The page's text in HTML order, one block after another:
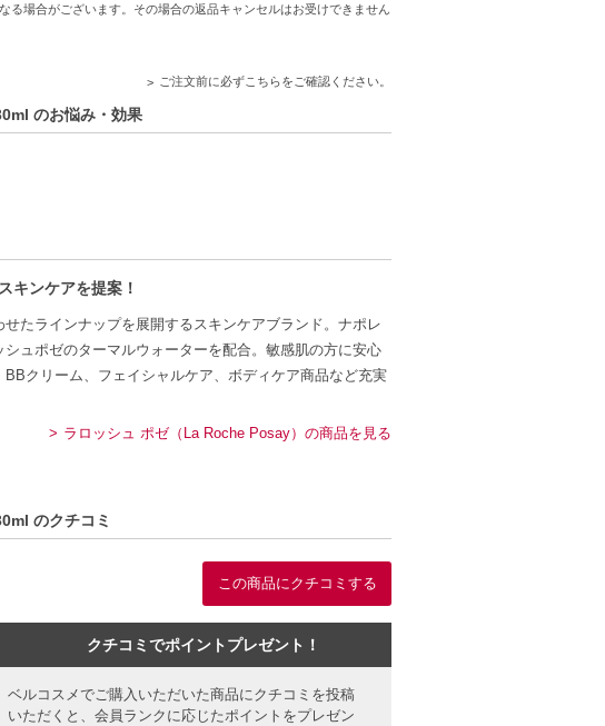
場合がございます。その場合の返品キャンセルはお受けできません
ご注文前に必ずこちらをご確認ください。
のお悩み・効果
キンケアを提案！
たラインナップを展開するスキンケアブランド。ナポレ
ュポゼのターマルウォーターを配合。敏感肌の方に安心
クリーム、フェイシャルケア、ボディケア商品など充実
ラロッシュ ポゼ（La Roche Posay）の商品を見る
のクチコミ
この商品にクチコミする
クチコミでポイントプレゼント！
ベルコスメでご購入いただいた商品にクチコミを投稿
いただくと、会員ランクに応じたポイントをプレゼン